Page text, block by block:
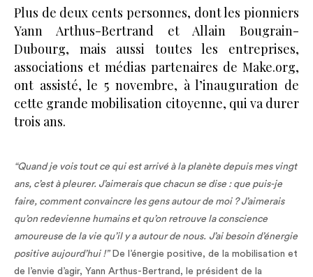
Plus de deux cents personnes, dont les pionniers
Yann Arthus-Bertrand et Allain Bougrain-
Dubourg, mais aussi toutes les entreprises,
associations et médias partenaires de Make.org,
ont assisté, le 5 novembre, à l’inauguration de
cette grande mobilisation citoyenne, qui va durer
trois ans.
“Quand je vois tout ce qui est arrivé à la planète depuis mes vingt
ans, c’est à pleurer. J’aimerais que chacun se dise : que puis-je
faire, comment convaincre les gens autour de moi ? J’aimerais
qu’on redevienne humains et qu’on retrouve la conscience
amoureuse de la vie qu’il y a autour de nous. J’ai besoin d’énergie
positive aujourd’hui !”De l’énergie positive, de la mobilisation et
de l’envie d’agir, Yann Arthus-Bertrand, le président de la